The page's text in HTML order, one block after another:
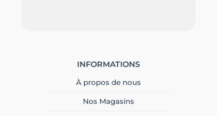
INFORMATIONS
À propos de nous
Nos Magasins